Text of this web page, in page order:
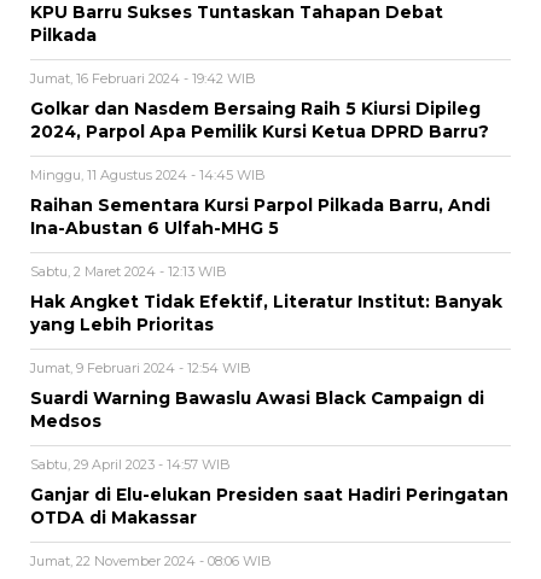
KPU Barru Sukses Tuntaskan Tahapan Debat
Pilkada
Jumat, 16 Februari 2024 - 19:42 WIB
Golkar dan Nasdem Bersaing Raih 5 Kiursi Dipileg
2024, Parpol Apa Pemilik Kursi Ketua DPRD Barru?
Minggu, 11 Agustus 2024 - 14:45 WIB
Raihan Sementara Kursi Parpol Pilkada Barru, Andi
Ina-Abustan 6 Ulfah-MHG 5
Sabtu, 2 Maret 2024 - 12:13 WIB
Hak Angket Tidak Efektif, Literatur Institut: Banyak
yang Lebih Prioritas
Jumat, 9 Februari 2024 - 12:54 WIB
Suardi Warning Bawaslu Awasi Black Campaign di
Medsos
Sabtu, 29 April 2023 - 14:57 WIB
Ganjar di Elu-elukan Presiden saat Hadiri Peringatan
OTDA di Makassar
Jumat, 22 November 2024 - 08:06 WIB